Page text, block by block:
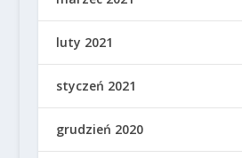
luty 2021
styczeń 2021
grudzień 2020